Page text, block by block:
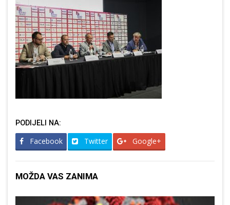
PODIJELI NA:
Facebook Twitter Google+
MOŽDA VAS ZANIMA